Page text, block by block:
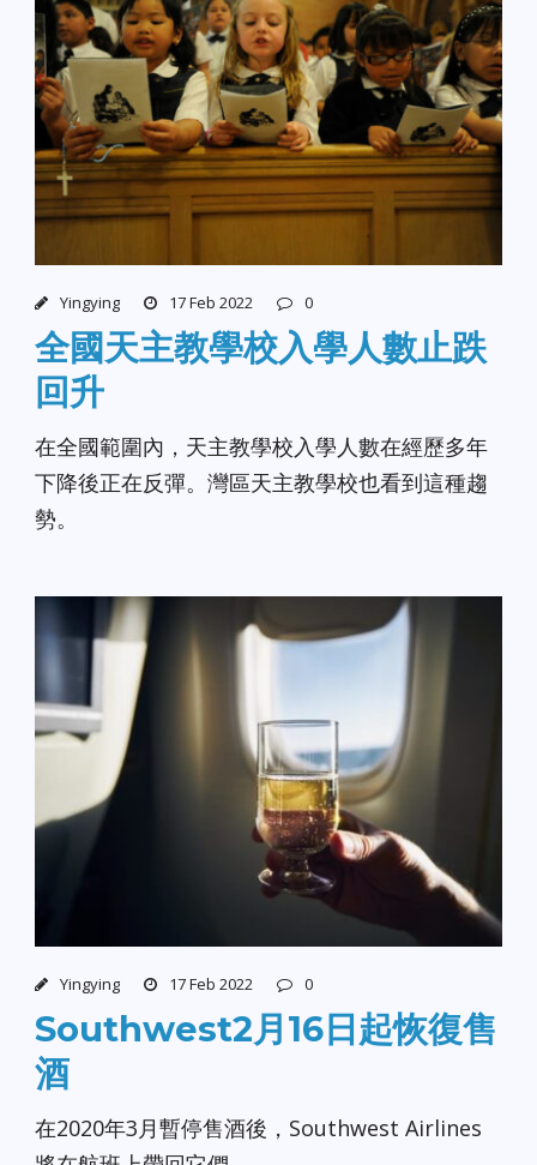
Yingying 17 Feb 2022 0
全國天主教學校入學人數止跌
回升
在全國範圍內，天主教學校入學人數在經歷多年
下降後正在反彈。灣區天主教學校也看到這種趨
勢。
Yingying 17 Feb 2022 0
Southwest2月16日起恢復售
酒
在2020年3月暫停售酒後，Southwest Airlines